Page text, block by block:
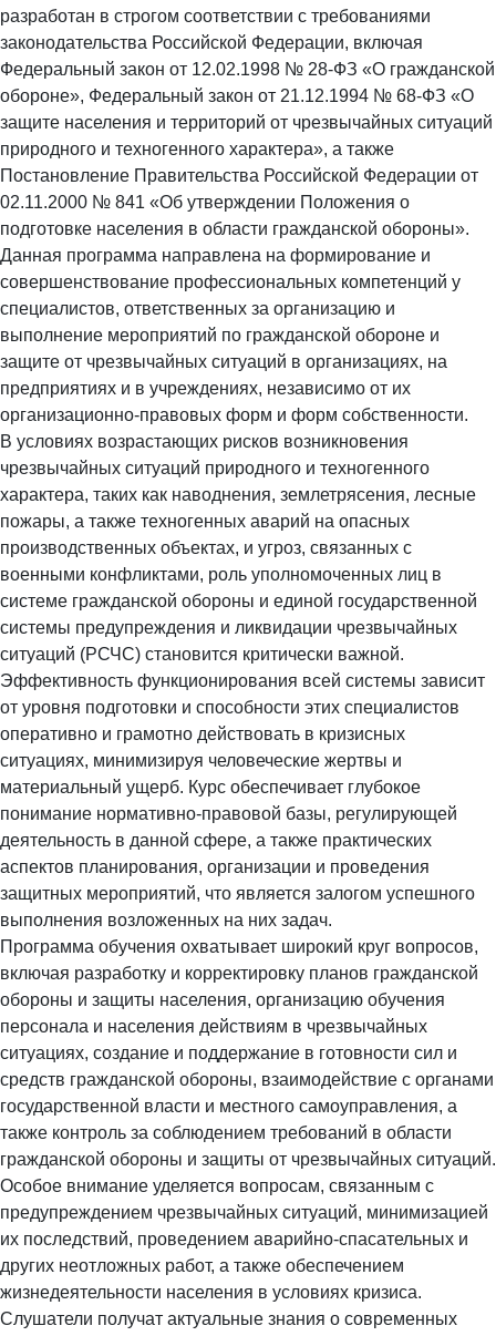
разработан в строгом соответствии с требованиями
законодательства Российской Федерации, включая
Федеральный закон от 12.02.1998 № 28-ФЗ «О гражданской
обороне», Федеральный закон от 21.12.1994 № 68-ФЗ «О
защите населения и территорий от чрезвычайных ситуаций
природного и техногенного характера», а также
Постановление Правительства Российской Федерации от
02.11.2000 № 841 «Об утверждении Положения о
подготовке населения в области гражданской обороны».
Данная программа направлена на формирование и
совершенствование профессиональных компетенций у
специалистов, ответственных за организацию и
выполнение мероприятий по гражданской обороне и
защите от чрезвычайных ситуаций в организациях, на
предприятиях и в учреждениях, независимо от их
организационно-правовых форм и форм собственности.
В условиях возрастающих рисков возникновения
чрезвычайных ситуаций природного и техногенного
характера, таких как наводнения, землетрясения, лесные
пожары, а также техногенных аварий на опасных
производственных объектах, и угроз, связанных с
военными конфликтами, роль уполномоченных лиц в
системе гражданской обороны и единой государственной
системы предупреждения и ликвидации чрезвычайных
ситуаций (РСЧС) становится критически важной.
Эффективность функционирования всей системы зависит
от уровня подготовки и способности этих специалистов
оперативно и грамотно действовать в кризисных
ситуациях, минимизируя человеческие жертвы и
материальный ущерб. Курс обеспечивает глубокое
понимание нормативно-правовой базы, регулирующей
деятельность в данной сфере, а также практических
аспектов планирования, организации и проведения
защитных мероприятий, что является залогом успешного
выполнения возложенных на них задач.
Программа обучения охватывает широкий круг вопросов,
включая разработку и корректировку планов гражданской
обороны и защиты населения, организацию обучения
персонала и населения действиям в чрезвычайных
ситуациях, создание и поддержание в готовности сил и
средств гражданской обороны, взаимодействие с органами
государственной власти и местного самоуправления, а
также контроль за соблюдением требований в области
гражданской обороны и защиты от чрезвычайных ситуаций.
Особое внимание уделяется вопросам, связанным с
предупреждением чрезвычайных ситуаций, минимизацией
их последствий, проведением аварийно-спасательных и
других неотложных работ, а также обеспечением
жизнедеятельности населения в условиях кризиса.
Слушатели получат актуальные знания о современных